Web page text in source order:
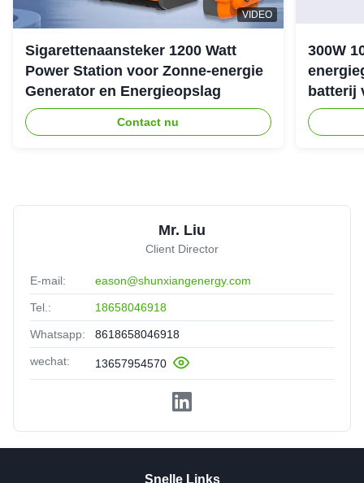
VIDEO
Sigarettenaansteker 1200 Watt
Power Station voor Zonne-energie
Generator en Energieopslag
Contact nu
300W
batterij
Mr. Liu
Client Director
E-mail: eason@shunxiangenergy.com
Tel.: 18658046918
Whatsapp: 8618658046918
wechat: 13657954570
Snelle Links